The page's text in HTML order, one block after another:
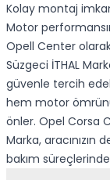
Kolay montaj
Motor
Opell Center
Süzgeci İTHAL
güvenle tercih
hem motor
önler. Opel Corsa
Marka, aracınızın
bakım